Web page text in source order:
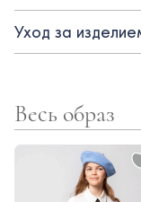
- застежка на
подбирается
сочетались между
Уход за
Весь образ